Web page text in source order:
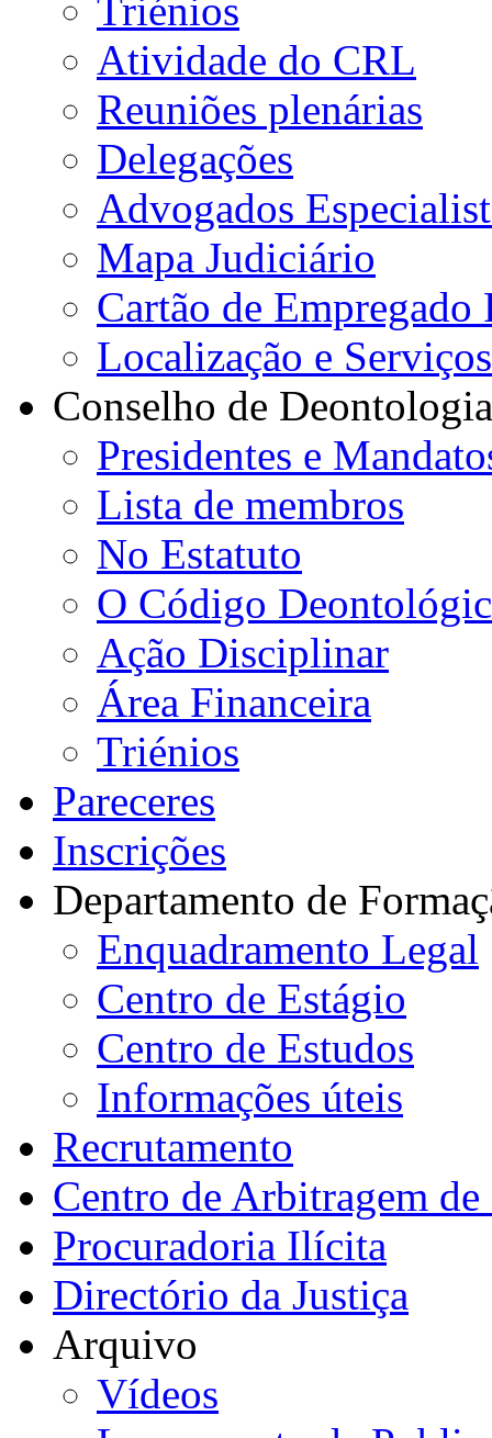
Triénios
Atividade do CRL
Reuniões plenárias
Delegações
Advogados
Mapa Judiciário
Cartão de Empregado
Localização e
Conselho de Deontologia
Presidentes e
Lista de membros
No Estatuto
O Código
Ação Disciplinar
Área Financeira
Triénios
Pareceres
Inscrições
Departamento de
Enquadramento Legal
Centro de Estágio
Centro de Estudos
Informações úteis
Recrutamento
Centro de Arbitragem
Procuradoria Ilícita
Directório da Justiça
Arquivo
Vídeos